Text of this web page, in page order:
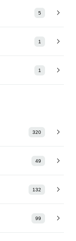
5
1
1
320
49
132
99